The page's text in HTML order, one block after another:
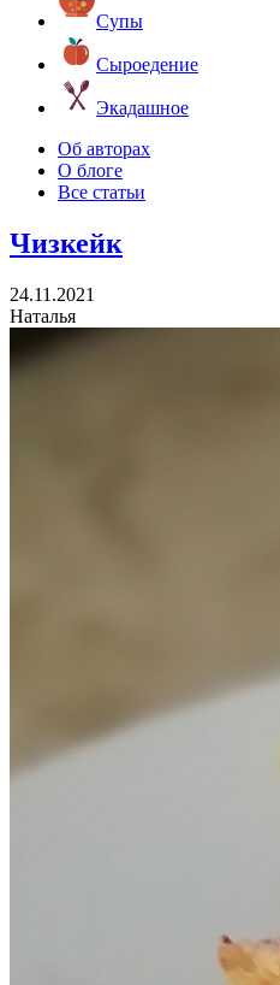
Супы
Сыроедение
Экадашное
Об авторах
О блоге
Все статьи
Чизкейк
24.11.2021
Наталья